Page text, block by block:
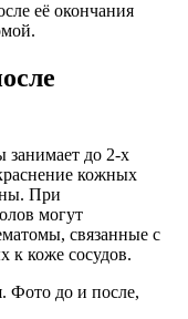
её окончания
занимает до 2-х
кожных
При
могут
связанные с
к коже сосудов.